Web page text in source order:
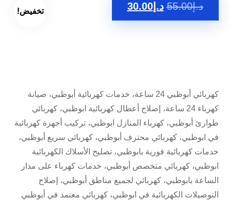
تخفيض! د.إ55.00 د.إ30.00
كهربائي أبوظبي 24 ساعة، خدمات كهربائية أبوظبي، صيانة
كهرباء 24 ساعة، إصلاح أعطال كهربائية ابوظبي، كهربائي
طوارئ أبوظبي، كهرباء المنازل ابوظبي، تركيب أجهزة كهربائية
في ابوظبي، كهربائي محترف أبوظبي، كهربائي سريع أبوظبي،
خدمات كهربائية فورية بابوظبي، تصليح الأسلاك الكهربائية
ابوظبي، كهربائي متخصص أبوظبي، خدمات كهرباء على مدار
الساعة بابوظبي، كهربائي لجميع مناطق أبوظبي، إصلاح
التوصيلات الكهربائية في ابوظبي، كهربائي معتمد في أبوظبي